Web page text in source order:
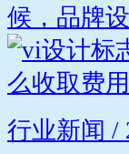
候，品牌
行业新闻 /